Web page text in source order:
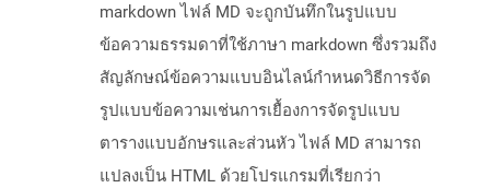
markdown ไฟล์ MD จะถูกบันทึกในรูปแบบ
ข้อความธรรมดาที่ใช้ภาษา markdown ซึ่งรวมถึง
สัญลักษณ์ข้อความแบบอินไลน์กำหนดวิธีการจัด
รูปแบบข้อความเช่นการเยื้องการจัดรูปแบบ
ตารางแบบอักษรและส่วนหัว ไฟล์ MD สามารถ
แปลงเป็น HTML ด้วยโปรแกรมที่เรียกว่า